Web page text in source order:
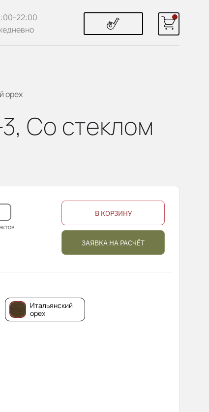
22:00
орех
Со стеклом
В КОРЗИНУ
ЗАЯВКА НА РАСЧЁТ
Итальянский
орех